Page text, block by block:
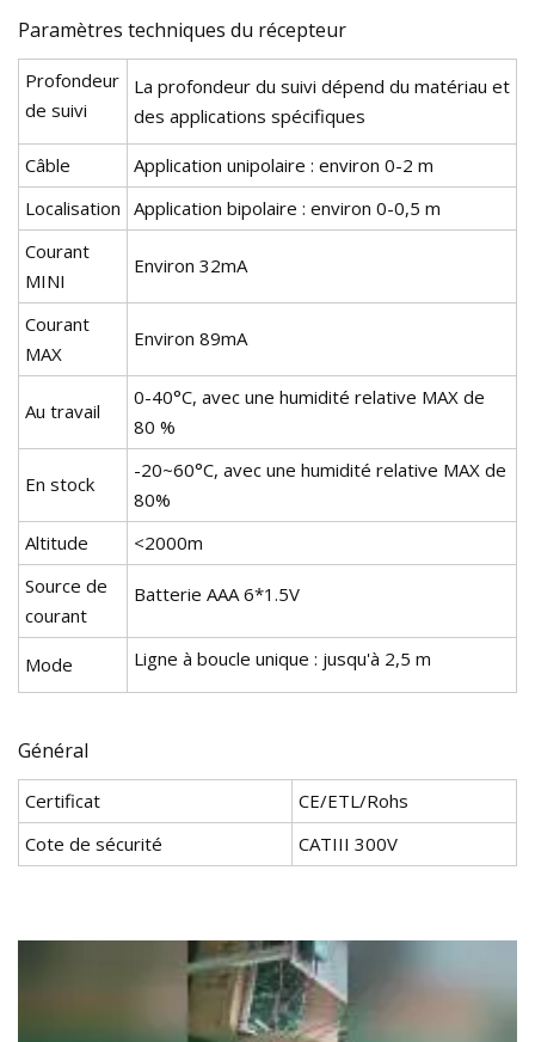
Paramètres techniques du récepteur
Profondeur
de suivi
La profondeur du suivi dépend du matériau et
des applications spécifiques
Câble
Application unipolaire : environ 0-2 m
Localisation Application bipolaire : environ 0-0,5 m
Courant
MINI
Environ 32mA
Courant
MAX
Environ 89mA
Au travail
0-40°C, avec une humidité relative MAX de
80 %
En stock
-20~60°C, avec une humidité relative MAX de
80%
Altitude
<2000m
Source de
courant
Batterie AAA 6*1.5V
Mode Ligne à boucle unique : jusqu'à 2,5 m
Général
Certificat
CE/ETL/Rohs
Cote de sécurité
CATIII 300V